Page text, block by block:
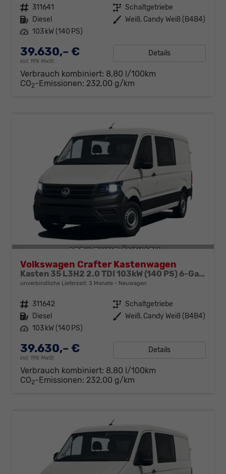
Fahrzeugnr. 311641 Getriebe Schaltgetriebe
Kraftstoff Diesel Außenfarbe Weiß, Candy Weiß (B4B4)
Leistung 103 kW (140 PS)
39.630,– €
incl. 19% MwSt.
Details
Verbrauch kombiniert: 8,80 l/100km
CO2-Emissionen: 232,00 g/km
Volkswagen Crafter Kastenwagen
Kasten 35 L3H2 2.0 TDI 103kW (140 PS) 6-Gang-Schaltgetriebe
unverbindliche Lieferzeit: 3 Monate Neuwagen
Fahrzeugnr. 311642 Getriebe Schaltgetriebe
Kraftstoff Diesel Außenfarbe Weiß, Candy Weiß (B4B4)
Leistung 103 kW (140 PS)
39.630,– €
incl. 19% MwSt.
Details
Verbrauch kombiniert: 8,80 l/100km
CO2-Emissionen: 232,00 g/km